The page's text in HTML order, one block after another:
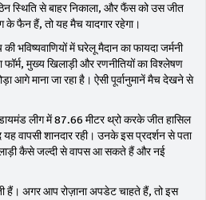
स्थिति से बाहर निकाला, और फैंस को उस जीत
के फैन हैं, तो यह मैच यादगार रहेगा।
भविष्यवाणियों में घरेलू मैदान का फायदा जर्मनी
फॉर्म, मुख्य खिलाड़ी और रणनीतियों का विश्लेषण
आगे माना जा रहा है। ऐसी पूर्वानुमानें मैच देखने से
लीग में 87.66 मीटर थ्रो करके जीत हासिल
वापसी शानदार रही। उनके इस प्रदर्शन से पता
कैसे जल्दी से वापस आ सकते हैं और नई
हैं। अगर आप रोज़ाना अपडेट चाहते हैं, तो इस